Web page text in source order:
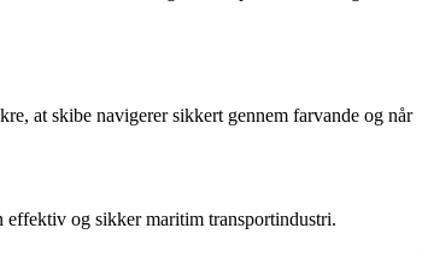
at skibe navigerer sikkert gennem farvande og når
effektiv og sikker maritim transportindustri.